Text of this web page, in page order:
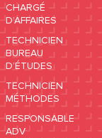
CHARGÉ
D’AFFAIRES
TECHNICIEN
BUREAU
D’ÉTUDES
TECHNICIEN
MÉTHODES
RESPONSABLE
ADV